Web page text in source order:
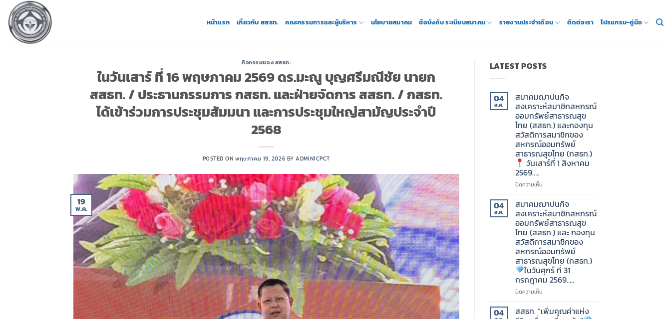
ยัง
เนื้อหา
หน้าแรก เกี่ยวกับ สสธท. คณะกรรมการและผู้บริหาร นโยบายสมาคม ข้อบังคับ ระเบียบสมาคม รายงานประจำเดือน ติดต่อเรา โปรแกรม-คู่มือ
กิจกรรมของ สสธท.
ในวันเสาร์ ที่ 16 พฤษภาคม 2569 ดร.มะณู บุญศรีมณีชัย นายก
สสธท. / ประธานกรรมการ กสธท. และฝ่ายจัดการ สสธท. / กสธท.
ได้เข้าร่วมการประชุมสัมมนา และการประชุมใหญ่สามัญประจำปี
2568
POSTED ONพฤษภาคม 19, 2026 BYADMIN1CPCT
19
พ.ค.
LATEST POSTS
04
ส.ค.
สมาคมฌาปนกิจ
สงเคราะห์สมาชิกสหกรณ์
ออมทรัพย์สาธารณสุข
ไทย (สสธท.) และกองทุน
สวัสดิการสมาชิกของ
สหกรณ์ออมทรัพย์
สาธารณสุขไทย (กสธท.)
วันเสาร์ที่ 1 สิงหาคม
2569…..
ปิดความเห็นบน
ฌาปนกิจ
สงเคราะห์
สมาชิก
สหกรณ์
ออม
ทรัพย์
สาธารณสุข
ไทย
(สสธท.)
และ
กองทุน
สวัสดิการ
ของ
04
ส.ค.
สมาคมฌาปนกิจ
สงเคราะห์สมาชิกสหกรณ์
ออมทรัพย์สาธารณสุข
ไทย (สสธท.) และ กองทุน
สวัสดิการสมาชิกของ
สหกรณ์ออมทรัพย์
สาธารณสุขไทย (กสธท.)
ในวันศุกร์ ที่ 31
กรกฎาคม 2569…..
ปิดความเห็นบน
ฌาปนกิจ
สงเคราะห์
04 สสธท. “เพิ่มคุณค่าแห่ง